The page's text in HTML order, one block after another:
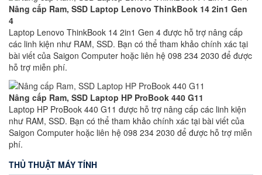
Nâng cấp Ram, SSD Laptop Lenovo ThinkBook 14 2in1 Gen
4
Laptop Lenovo ThinkBook 14 2in1 Gen 4 được hỗ trợ nâng cấp
các linh kiện như RAM, SSD. Bạn có thể tham khảo chính xác tại
bài viết của Saigon Computer hoặc liên hệ 098 234 2030 để được
hỗ trợ miễn phí.
Nâng cấp Ram, SSD Laptop HP ProBook 440 G11
Laptop HP ProBook 440 G11 được hỗ trợ nâng cấp các linh kiện
như RAM, SSD. Bạn có thể tham khảo chính xác tại bài viết của
Saigon Computer hoặc liên hệ 098 234 2030 để được hỗ trợ miễn
phí.
THỦ THUẬT MÁY TÍNH